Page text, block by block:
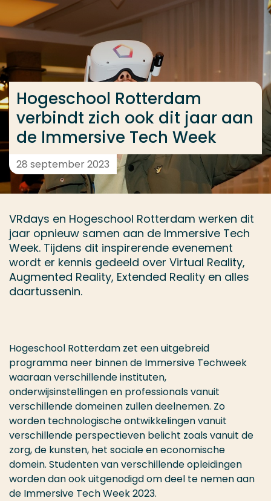
Ga direct naar de content
... > Hogeschool Rotterdam verbindt zich ook dit
Hogeschool Rotterdam
verbindt zich ook dit jaar aan
de Immersive Tech Week
28 september 2023
VRdays en Hogeschool Rotterdam werken dit
jaar opnieuw samen aan de Immersive Tech
Week. Tijdens dit inspirerende evenement
wordt er kennis gedeeld over Virtual Reality,
Augmented Reality, Extended Reality en alles
daartussenin.
Hogeschool Rotterdam zet een uitgebreid
programma neer binnen de Immersive Techweek
waaraan verschillende instituten,
onderwijsinstellingen en professionals vanuit
verschillende domeinen zullen deelnemen. Zo
worden technologische ontwikkelingen vanuit
verschillende perspectieven belicht zoals vanuit de
zorg, de kunsten, het sociale en economische
domein. Studenten van verschillende opleidingen
worden dan ook uitgenodigd om deel te nemen aan
de Immersive Tech Week 2023.
Veel gezocht
Opleiding